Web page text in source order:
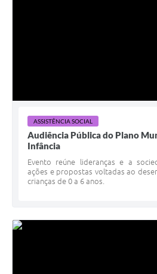
ASSISTÊNCIA SOCIAL
Audiência Pública do Plano
Infância
Evento reúne lideranças e a
ações e propostas voltadas ao
crianças de 0 a 6 anos.